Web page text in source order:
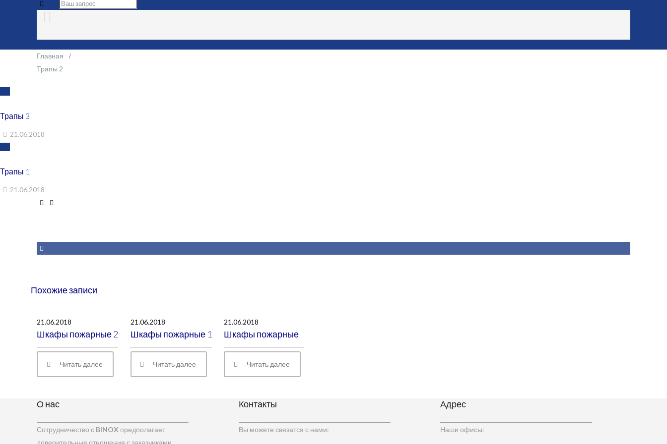
Главная
Трапы 2
Трапы 3
21.06.2018
Трапы 1
21.06.2018
Похожие записи
21.06.2018
Шкафы пожарные 2
Читать далее
21.06.2018
Шкафы пожарные 1
Читать далее
21.06.2018
Шкафы пожарные
Читать далее
О нас
Сотрудничество с BINOX предполагает
доверительные отношения с заказчиками,
Контакты
Вы можете связатся с нами:
Адрес
Наши офисы: